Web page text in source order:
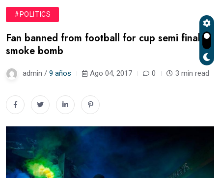
#POLITICS
Fan banned from football for cup semi final
smoke bomb
admin / 9 años Ago 04, 2017 0 3 min read